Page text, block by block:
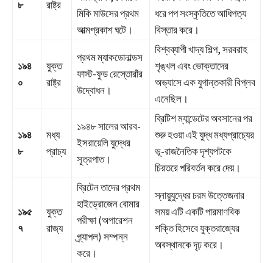
৮ রাষ্ট্র
মিকি মাউসের প্রথম
আত্মপ্রকাশ ঘটে।
ধরে পপ সংস্কৃতিতে আধিপত্য
বিস্তার করে।
১৯৪
০
যুক্ত
রাষ্ট্র
প্রথম ম্যাকডোনাল্ডস
ফাস্ট-ফুড রেস্তোরাঁর
উদ্বোধন।
বিশ্বব্যাপী খাদ্য শিল্প, সরবরাহ
শৃঙ্খল এবং ভোক্তাদের
অভ্যাসে এক যুগান্তকারী বিপ্লব
এনেছিল।
১৯৪
৮
মধ্য
প্রাচ্য
১৯৪৮ সালের আরব-
ইসরায়েলি যুদ্ধের
সূত্রপাত।
ব্রিটিশ ম্যান্ডেটের অবসানের পর
শুরু হওয়া এই যুদ্ধ মধ্যপ্রাচ্যের
ভূ-রাজনৈতিক দৃশ্যপটকে
চিরতরে পরিবর্তন করে দেয়।
১৯৫
৭
যুক্ত
রাজ্য
ব্রিটেন তাদের প্রথম
হাইড্রোজেন বোমার
পরীক্ষা (অপারেশন
গ্র্যাপল) সম্পন্ন
করে।
স্নায়ুযুদ্ধের চরম উত্তেজনার
সময় এটি একটি পারমাণবিক
শক্তি হিসেবে যুক্তরাজ্যের
অবস্থানকে দৃঢ় করে।